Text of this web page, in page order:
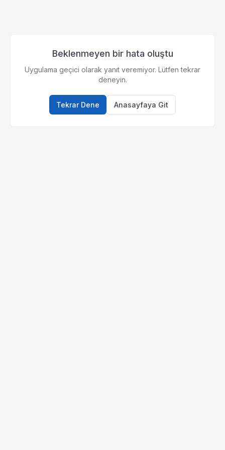
Beklenmeyen bir hata oluştu
Uygulama geçici olarak yanıt veremiyor. Lütfen tekrar
deneyin.
Tekrar Dene Anasayfaya Git